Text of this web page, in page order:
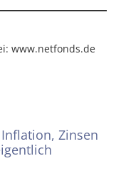
www.netfonds.de
Zinsen